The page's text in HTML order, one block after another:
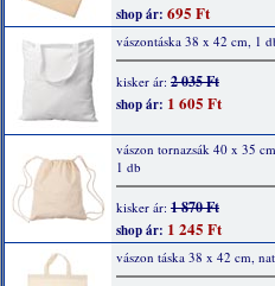
shop ár: 695 Ft
vászontáska 38 x 42 cm, 1
kisker ár: 2 035 Ft
shop ár: 1 605 Ft
vászon tornazsák 40 x 35
1 db
kisker ár: 1 870 Ft
shop ár: 1 245 Ft
vászon táska 38 x 42 cm,